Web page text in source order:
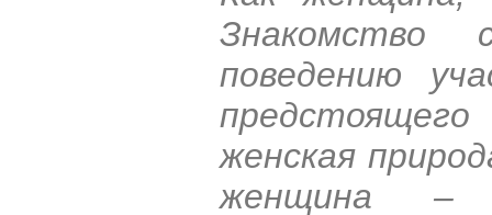
Знакомство
поведению
женская
женщина –